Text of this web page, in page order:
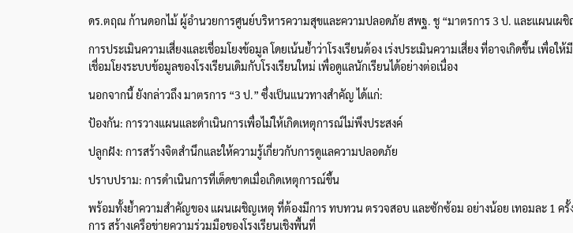
ดร.ตฤณ ก้านดอกไม้ ผู้อำนวยการศูนย์บริหารความสุขและความปลอดภัย สพฐ. ชู “มาตรการ 3 ป. และแผนเผชิ
การประเมินความเสี่ยงและเชื่อมโยงข้อมูล โดยเน้นย้ำว่าโรงเรียนต้อง เร่งประเมินความเสี่ยง ที่อาจเกิดขึ้น เพื่
เชื่อมโยงระบบข้อมูลของโรงเรียนเดิมกับโรงเรียนใหม่ เพื่อดูแลนักเรียนได้อย่างต่อเนื่อง
นอกจากนี้ ยังกล่าวถึง มาตรการ “3 ป.” ซึ่งเป็นแนวทางสำคัญ ได้แก่:
ป้องกัน: การวางแผนและดำเนินการเพื่อไม่ให้เกิดเหตุการณ์ไม่พึงประสงค์
ปลูกฝัง: การสร้างจิตสำนึกและให้ความรู้เกี่ยวกับการดูแลความปลอดภัย
ปราบปราม: การดำเนินการที่เด็ดขาดเมื่อเกิดเหตุการณ์ขึ้น
พร้อมทั้งย้ำความสำคัญของ แผนเผชิญเหตุ ที่ต้องมีการ ทบทวน ตรวจสอบ และซักซ้อม อย่างน้อย เทอมละ 1 ครั้
การ สร้างเครือข่ายความร่วมมือของโรงเรียนเชิงพื้นที่